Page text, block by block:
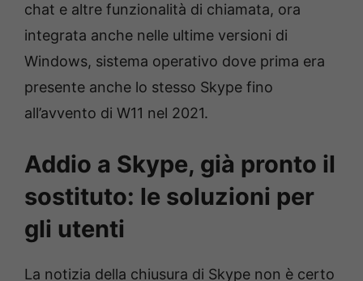
chat e altre funzionalità di chiamata, ora
integrata anche nelle ultime versioni di
Windows, sistema operativo dove prima era
presente anche lo stesso Skype fino
all’avvento di W11 nel 2021.
Addio a Skype, già pronto il
sostituto: le soluzioni per
gli utenti
La notizia della chiusura di Skype non è certo